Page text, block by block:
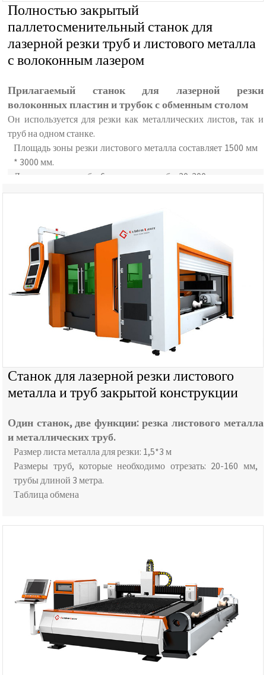
Полностью закрытый
паллетосменительный станок для
лазерной резки труб и листового металла
с волоконным лазером
Прилагаемый станок для лазерной резки
волоконных пластин и трубок с обменным столом
Он используется для резки как металлических листов, так и
труб на одном станке.
Площадь зоны резки листового металла составляет 1500 мм
* 3000 мм.
Длина отрезка трубы 6 м, диаметр трубы 20-200 мм.
Станок для лазерной резки листового
металла и труб закрытой конструкции
Один станок, две функции: резка листового металла
и металлических труб.
Размер листа металла для резки: 1,5*3 м
Размеры труб, которые необходимо отрезать: 20-160 мм,
трубы длиной 3 метра.
Таблица обмена